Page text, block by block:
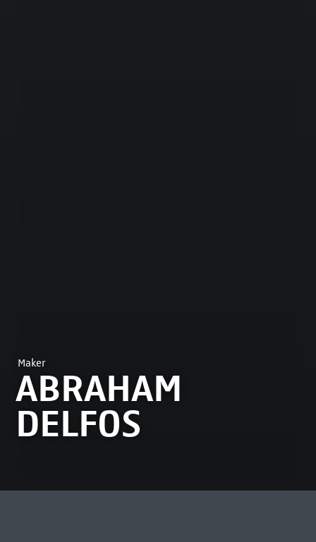
Maker
ABRAHAM
DELFOS